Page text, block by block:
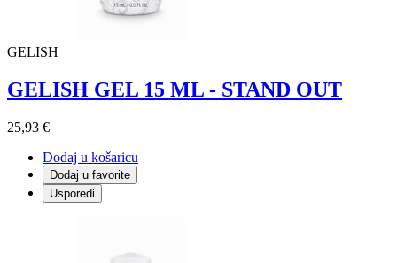
GELISH
GELISH GEL 15 ML - STAND OUT
25,93 €
Dodaj u košaricu
Dodaj u favorite
Usporedi